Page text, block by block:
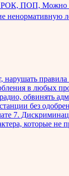
ПОП,
в любых
обвинять
без
7.
которые не